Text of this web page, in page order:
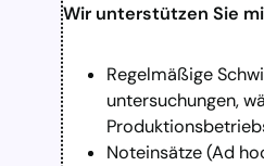
Wir unterstützen Sie
Regelmäßige
untersuchungen,
Noteinsätze (Ad